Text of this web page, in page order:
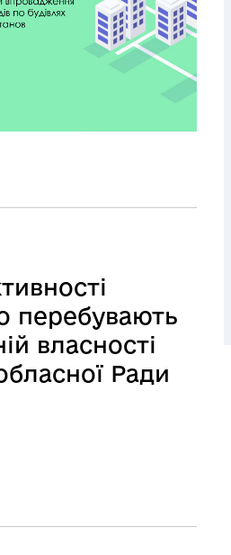
перебувають
власності
Ради